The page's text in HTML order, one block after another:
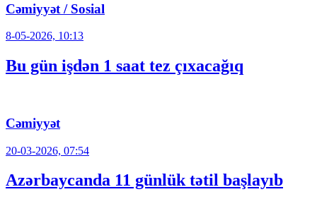
Cəmiyyət / Sosial
8-05-2026, 10:13
Bu gün işdən 1 saat tez çıxacağıq
Cəmiyyət
20-03-2026, 07:54
Azərbaycanda 11 günlük tətil başlayıb